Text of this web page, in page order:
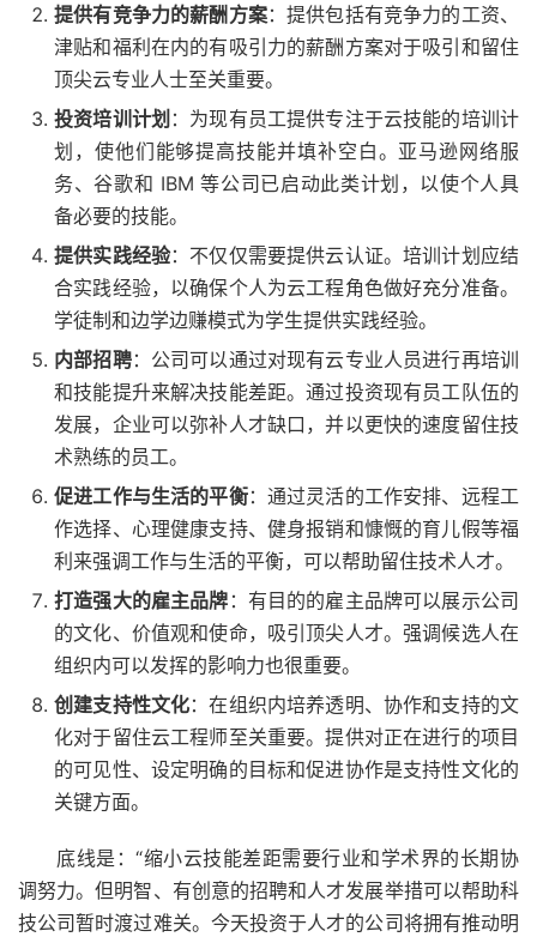
提供有竞争力的薪酬方案：提供包括有竞争力的工资、
津贴和福利在内的有吸引力的薪酬方案对于吸引和留住
顶尖云专业人士至关重要。
投资培训计划 ：为现有员工提供专注于云技能的培训计
划，使他们能够提高技能并填补空白。亚马逊网络服
务、谷歌和 IBM 等公司已启动此类计划，以使个人具
备必要的技能。
提供实践经验：不仅仅需要提供云认证。培训计划应结
合实践经验，以确保个人为云工程角色做好充分准备。
学徒制和边学边赚模式为学生提供实践经验。
内部招聘：公司可以通过对现有云专业人员进行再培训
和技能提升来解决技能差距。通过投资现有员工队伍的
发展，企业可以弥补人才缺口，并以更快的速度留住技
术熟练的员工。
促进工作与生活的平衡：通过灵活的工作安排、远程工
作选择、心理健康支持、健身报销和慷慨的育儿假等福
利来强调工作与生活的平衡，可以帮助留住技术人才。
打造强大的雇主品牌 ：有目的的雇主品牌可以展示公司
的文化、价值观和使命，吸引顶尖人才。强调候选人在
组织内可以发挥的影响力也很重要。
创建支持性文化：在组织内培养透明、协作和支持的文
化对于留住云工程师至关重要。提供对正在进行的项目
的可见性、设定明确的目标和促进协作是支持性文化的
关键方面。
底线是：“缩小云技能差距需要行业和学术界的长期协
调努力。但明智、有创意的招聘和人才发展举措可以帮助科
技公司暂时渡过难关。今天投资于人才的公司将拥有推动明